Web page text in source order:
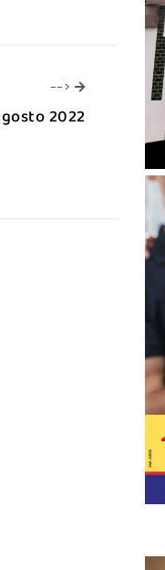
--> -->
2022